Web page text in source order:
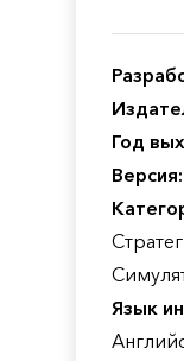
Год
Версия:
Язык